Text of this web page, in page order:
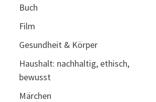
Buch
Film
Gesundheit & Körper
Haushalt: nachhaltig, ethisch,
bewusst
Märchen